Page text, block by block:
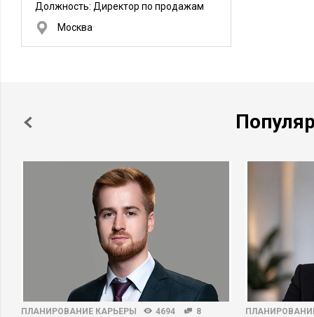
Должность: Директор по продажам
Москва
ПЛАНИРОВАНИЕ КАРЬЕРЫ 4694 8